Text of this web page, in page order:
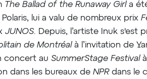
The Ballad of the Runaway Girla
lui a valu de nombreux prix
JUNOS. Depuis, l’artiste Inuk s'est
de Montréalà l’invitation de
concert auSummerStage Festivalà
dans les bureaux deNPRdans le